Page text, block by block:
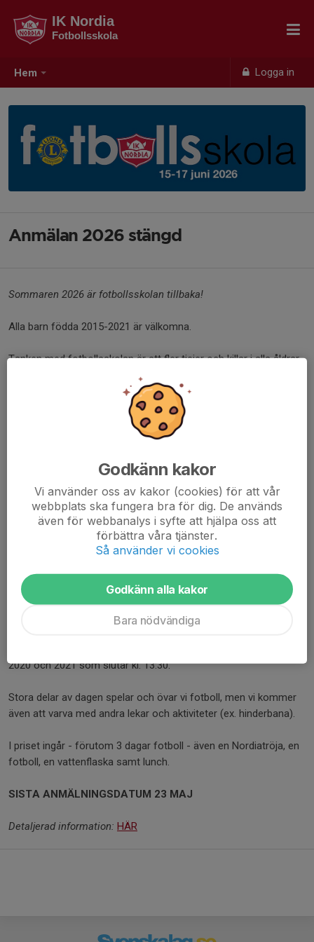
Hem Logga in
IK Nordia
Fotbollsskola
Anmälan 2026 stängd
Sommaren 2026 är fotbollsskolan tillbaka!
Alla barn födda 2015-2021 är välkomna.
Tanken med fotbollsskolan är att fler tjejer och killar i alla åldrar
ska upptäcka hur kul det är med fotboll. Lära sig idrotten fotboll!
Ledare är Grillby-ungdomar med fotbollsbakgrund, med vuxna
Vi kommer även i år att fortsätta med
något vi vill ändra på!
Tjejsatsningen är precis allt vad fotbollsskolan ska vara - fotboll,
lek, kompishäng och vattenkrig. Skillnaden är att vi nu erbjuder en
ren tjejgrupp för dem som inte vill spela i en mixad grupp. I
tjejsatsningen garanterar vi också mycket duktiga
fotbollsspelande tjejer som ledare och förebilder. Alla tjejer
Tjejsatsningen.
Fotbollsskolan anordnas 15-17 juni, dvs måndag till onsdag
2020 och 2021 som slutar kl. 13:30.
Stora delar av dagen spelar och övar vi fotboll, men vi kommer
även att varva med andra lekar och aktiviteter (ex. hinderbana).
I priset ingår - förutom 3 dagar fotboll - även en Nordiatröja, en
fotboll, en vattenflaska samt lunch.
SISTA ANMÄLNINGSDATUM 23 MAJ
Detaljerad information: HÄR
Godkänn kakor
Vi använder oss av kakor (cookies) för att vår
webbplats ska fungera bra för dig. De används
även för webbanalys i syfte att hjälpa oss att
förbättra våra tjänster.
Så använder vi cookies
Godkänn alla kakor
Bara nödvändiga